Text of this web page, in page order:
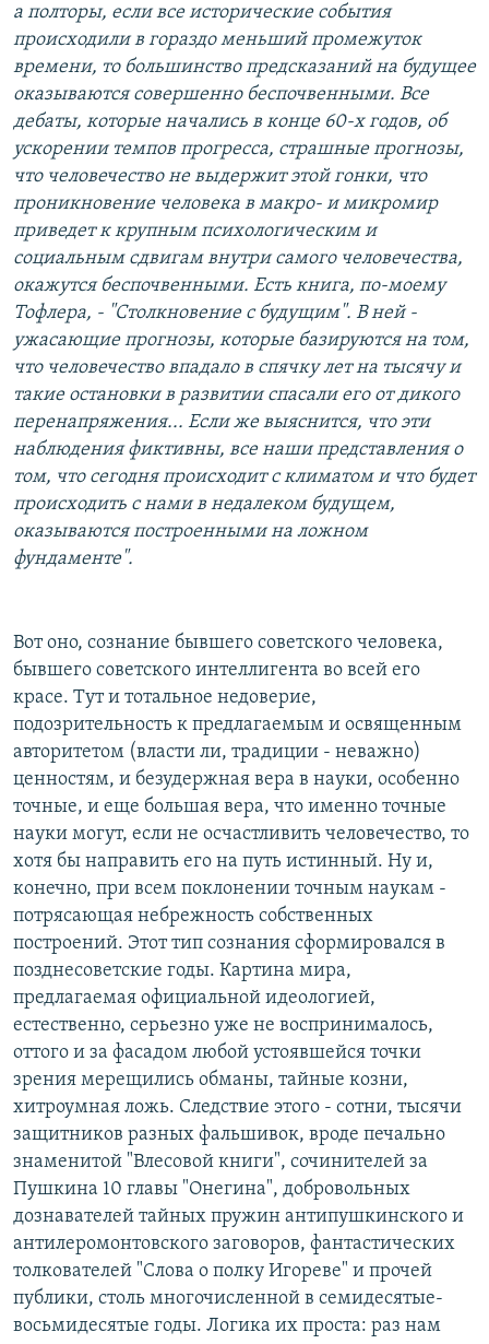
а полторы, если все исторические события
происходили в гораздо меньший промежуток
времени, то большинство предсказаний на будущее
оказываются совершенно беспочвенными. Все
дебаты, которые начались в конце 60-х годов, об
ускорении темпов прогресса, страшные прогнозы,
что человечество не выдержит этой гонки, что
проникновение человека в макро- и микромир
приведет к крупным психологическим и
социальным сдвигам внутри самого человечества,
окажутся беспочвенными. Есть книга, по-моему
Тофлера, - "Столкновение с будущим". В ней -
ужасающие прогнозы, которые базируются на том,
что человечество впадало в спячку лет на тысячу и
такие остановки в развитии спасали его от дикого
перенапряжения... Если же выяснится, что эти
наблюдения фиктивны, все наши представления о
том, что сегодня происходит с климатом и что будет
происходить с нами в недалеком будущем,
оказываются построенными на ложном
фундаменте".
Вот оно, сознание бывшего советского человека,
бывшего советского интеллигента во всей его
красе. Тут и тотальное недоверие,
подозрительность к предлагаемым и освященным
авторитетом (власти ли, традиции - неважно)
ценностям, и безудержная вера в науки, особенно
точные, и еще большая вера, что именно точные
науки могут, если не осчастливить человечество, то
хотя бы направить его на путь истинный. Ну и,
конечно, при всем поклонении точным наукам -
потрясающая небрежность собственных
построений. Этот тип сознания сформировался в
позднесоветские годы. Картина мира,
предлагаемая официальной идеологией,
естественно, серьезно уже не воспринималось,
оттого и за фасадом любой устоявшейся точки
зрения мерещились обманы, тайные козни,
хитроумная ложь. Следствие этого - сотни, тысячи
защитников разных фальшивок, вроде печально
знаменитой "Влесовой книги", сочинителей за
Пушкина 10 главы "Онегина", добровольных
дознавателей тайных пружин антипушкинского и
антилеромонтовского заговоров, фантастических
толкователей "Слова о полку Игореве" и прочей
публики, столь многочисленной в семидесятые-
восьмидесятые годы. Логика их проста: раз нам